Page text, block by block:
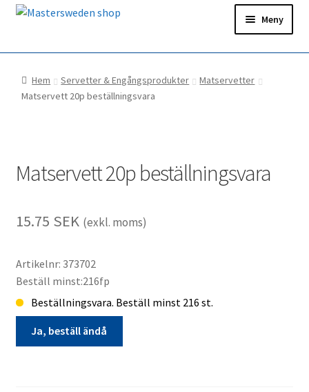
Hoppa
Hoppa
Meny
Hem
Ditt konto
Hem Servetter & Engångsprodukter
Matservetter
Matservett 20p beställningsvara
Matservett 20p beställningsvara
15.75 SEK (exkl. moms)
Artikelnr: 373702
Beställ minst:216fp
Beställningsvara. Beställ minst 216 st.
Ja, beställ ändå